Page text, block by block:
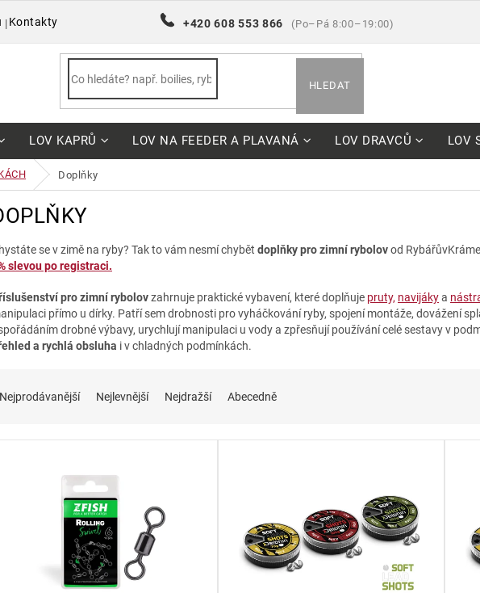
+420 608 553 866 (Po–Pá 8:00–19:00)
Kontakty
HLEDAT
LOV KAPRŮ LOV NA FEEDER A PLAVANÁ LOV DRAVCŮ LOV
doplňky
se v zimě na ryby? Tak to vám nesmí chybět doplňky pro zimní rybolovod
slevou po registraci.
pro zimní rybolovzahrnuje praktické vybavení, které doplňuje pruty, navijákya
přímo u dírky. Patří sem drobnosti pro vyháčkování ryby, spojení montáže, dovážení
drobné výbavy, urychlují manipulaci u vody a zpřesňují používání celé sestavy v
a rychlá obsluha i v chladných podmínkách.
Nejprodávanější Nejlevnější Nejdražší Abecedně